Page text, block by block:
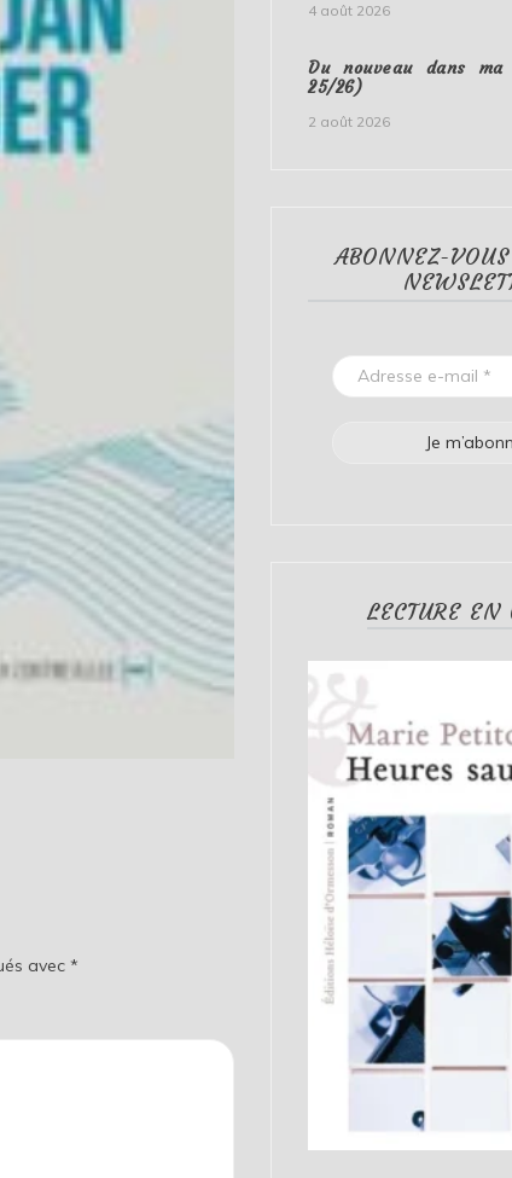
avec*
4 août 2026
Du nouveau dans
25/26)
2 août 2026
ABONNEZ-
LECTURE EN